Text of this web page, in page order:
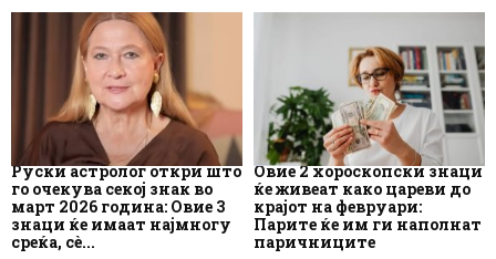
Руски астролог откри што
го очекува секој знак во
март 2026 година: Овие 3
знаци ќе имаат најмногу
среќа, сè...
Овие 2 хороскопски знаци
ќе живеат како цареви до
крајот на февруари:
Парите ќе им ги наполнат
паричниците